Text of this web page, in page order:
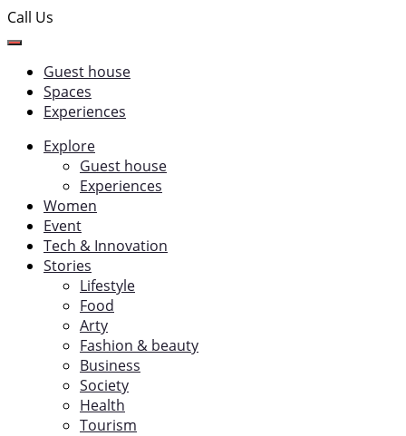
Call Us
Guest house
Spaces
Experiences
Explore
Guest house
Experiences
Women
Event
Tech & Innovation
Stories
Lifestyle
Food
Arty
Fashion & beauty
Business
Society
Health
Tourism